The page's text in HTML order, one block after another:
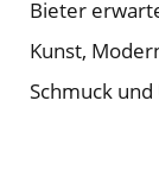
Bieter
Kunst,
Schmuck